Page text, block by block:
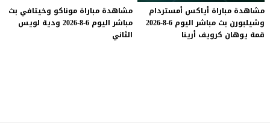
مشاهدة مباراة أياكس أمستردام
وشيلبورن بث مباشر اليوم 6-8-2026
قمة يوهان كرويف أرينا
مشاهدة مباراة موناكو وخيتافي بث
مباشر اليوم 6-8-2026 ودية لويس
الثاني